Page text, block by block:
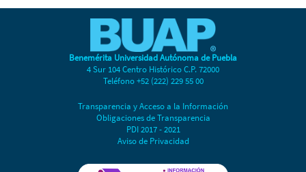
Convocatoria
Benemérita Universidad Autónoma de Puebla
4 Sur 104 Centro Histórico C.P. 72000
Teléfono +52 (222) 229 55 00
Transparencia y Acceso a la Información
Obligaciones de Transparencia
PDI 2017 - 2021
Aviso de Privacidad